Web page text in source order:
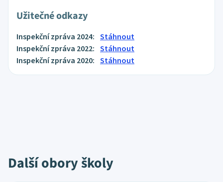
Užitečné odkazy
Inspekční zpráva 2024: Stáhnout
Inspekční zpráva 2022: Stáhnout
Inspekční zpráva 2020: Stáhnout
Další obory školy